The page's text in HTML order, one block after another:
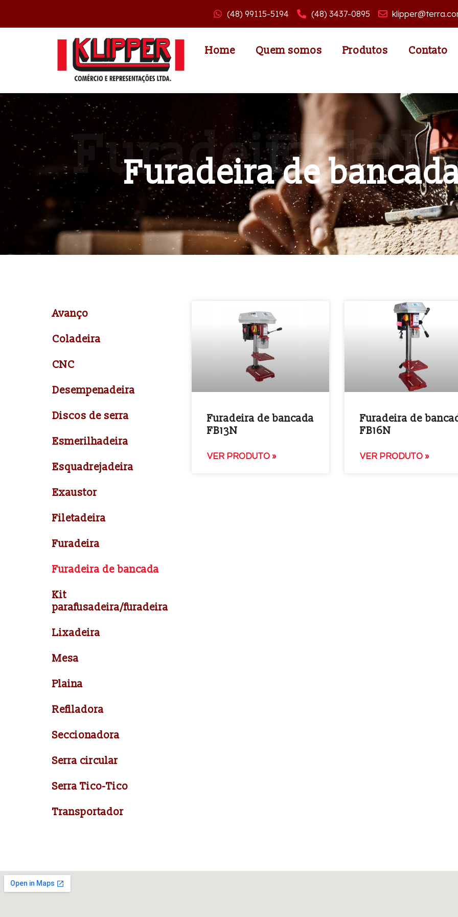
(48) 99115-5194 (48) 3437-0895
Home Quem somos Produtos Contato
Furadeira deFuradeira de bancada FB13N
Avanço
Coladeira
CNC
Desempenadeira
Discos de serra
Esmerilhadeira
Esquadrejadeira
Exaustor
Filetadeira
Furadeira
Furadeira de bancada
Kit
parafusadeira/furadeira
Lixadeira
Mesa
Plaina
Refiladora
Seccionadora
Serra circular
Serra Tico-Tico
Transportador
Furadeira de bancada
FB13N
VER PRODUTO »
Furadeira de
FB16N
VER PRODUTO »